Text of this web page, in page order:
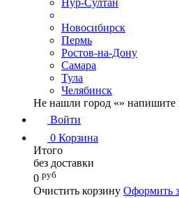
Нур-Султан
Новосибирск
Пермь
Ростов-на-Дону
Самара
Тула
Челябинск
Не нашли город «» напишите
Войти
0 Корзина
Итого
без доставки
0 руб
Очистить корзину Оформить